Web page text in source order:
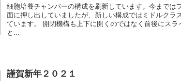
細胞培養チャンバーの構成を刷新しています。今までは
面に押し出していましたが、新しい構成ではミドルクラ
ています。 開閉機構も上下に開くのではなく前後にス
と...
謹賀新年２０２１